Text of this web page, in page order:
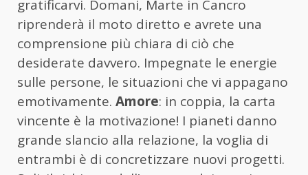
gratificarvi. Domani, Marte in Cancro
riprenderà il moto diretto e avrete una
comprensione più chiara di ciò che
desiderate davvero. Impegnate le energie
sulle persone, le situazioni che vi appagano
emotivamente. Amore: in coppia, la carta
vincente è la motivazione! I pianeti danno
grande slancio alla relazione, la voglia di
entrambi è di concretizzare nuovi progetti.